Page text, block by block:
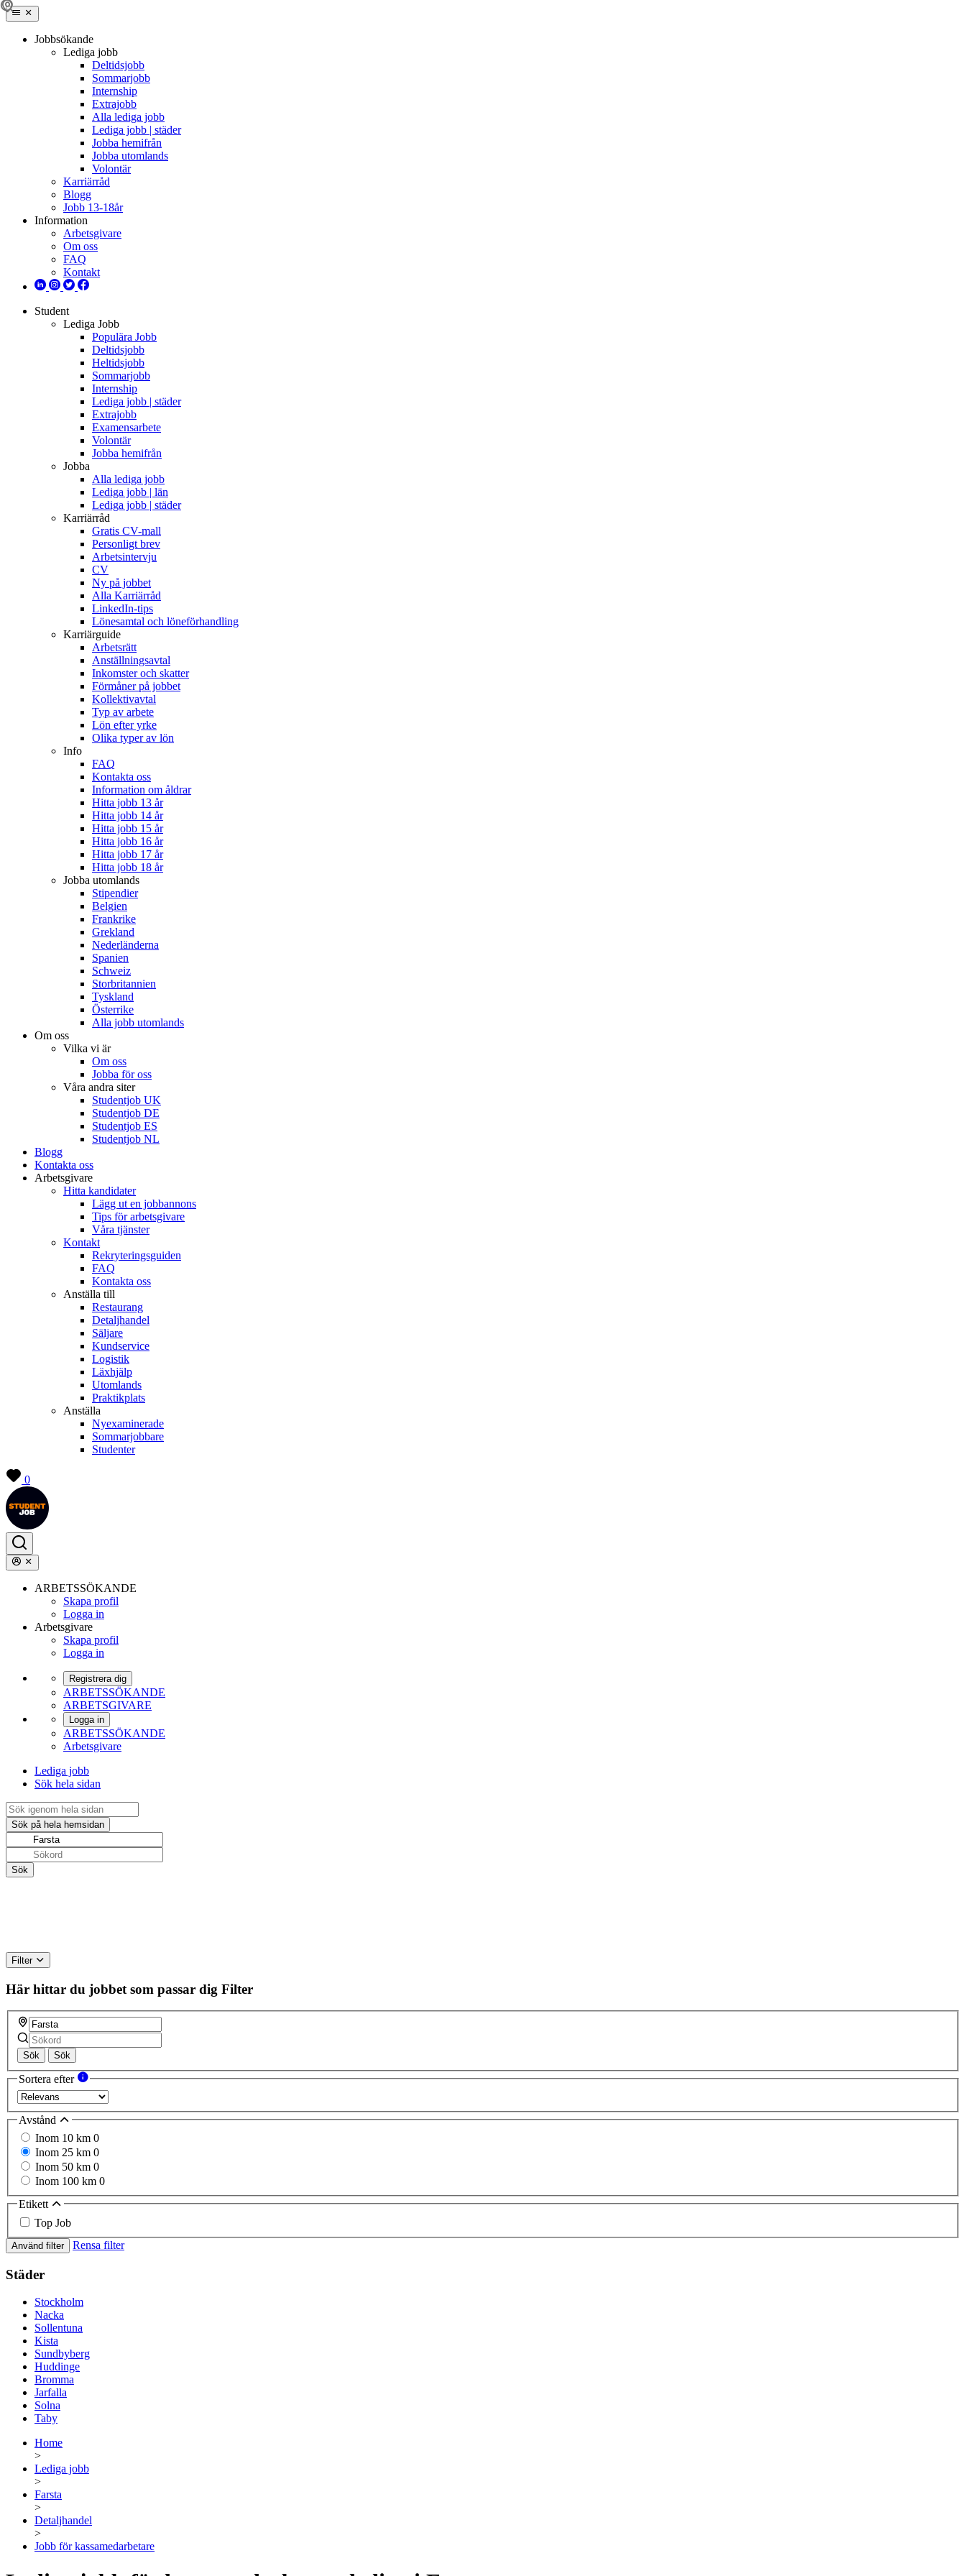
Jobbsökande
Lediga jobb
Deltidsjobb
Sommarjobb
Internship
Extrajobb
Alla lediga jobb
Lediga jobb | städer
Jobba hemifrån
Jobba utomlands
Volontär
Karriärråd
Blogg
Jobb 13-18år
Information
Arbetsgivare
Om oss
FAQ
Kontakt
Student
Lediga Jobb
Populära Jobb
Deltidsjobb
Heltidsjobb
Sommarjobb
Internship
Lediga jobb | städer
Extrajobb
Examensarbete
Volontär
Jobba hemifrån
Jobba
Alla lediga jobb
Lediga jobb | län
Lediga jobb | städer
Karriärråd
Gratis CV-mall
Personligt brev
Arbetsintervju
CV
Ny på jobbet
Alla Karriärråd
LinkedIn-tips
Lönesamtal och löneförhandling
Karriärguide
Arbetsrätt
Anställningsavtal
Inkomster och skatter
Förmåner på jobbet
Kollektivavtal
Typ av arbete
Lön efter yrke
Olika typer av lön
Info
FAQ
Kontakta oss
Information om åldrar
Hitta jobb 13 år
Hitta jobb 14 år
Hitta jobb 15 år
Hitta jobb 16 år
Hitta jobb 17 år
Hitta jobb 18 år
Jobba utomlands
Stipendier
Belgien
Frankrike
Grekland
Nederländerna
Spanien
Schweiz
Storbritannien
Tyskland
Österrike
Alla jobb utomlands
Om oss
Vilka vi är
Om oss
Jobba för oss
Våra andra siter
Studentjob UK
Studentjob DE
Studentjob ES
Studentjob NL
Blogg
Kontakta oss
Arbetsgivare
Hitta kandidater
Lägg ut en jobbannons
Tips för arbetsgivare
Våra tjänster
Kontakt
Rekryteringsguiden
FAQ
Kontakta oss
Anställa till
Restaurang
Detaljhandel
Säljare
Kundservice
Logistik
Läxhjälp
Utomlands
Praktikplats
Anställa
Nyexaminerade
Sommarjobbare
Studenter
0
ARBETSSÖKANDE
Skapa profil
Logga in
Arbetsgivare
Skapa profil
Logga in
Registrera dig
ARBETSSÖKANDE
ARBETSGIVARE
Logga in
ARBETSSÖKANDE
Arbetsgivare
Lediga jobb
Sök hela sidan
Filter
Här hittar du jobbet som passar dig Filter
Sök Sök
Sortera efter
Avstånd
Inom 10 km 0
Inom 25 km 0
Inom 50 km 0
Inom 100 km 0
Etikett
Top Job
Använd filter Rensa filter
Städer
Stockholm
Nacka
Sollentuna
Kista
Sundbyberg
Huddinge
Bromma
Jarfalla
Solna
Taby
Home
>
Lediga jobb
>
Farsta
>
Detaljhandel
>
Jobb för kassamedarbetare